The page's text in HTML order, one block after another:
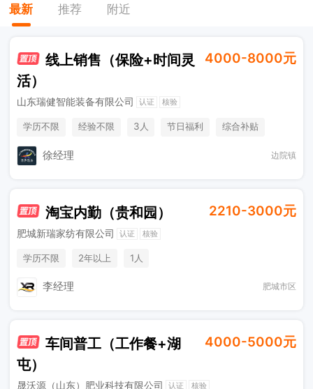
最新 推荐 附近
线上销售（保险+时间灵
活）
4000-8000元
山东瑞健智能装备有限公司 认证 核验
学历不限 经验不限 3人 节日福利
综合补贴
奖励计划
徐经理 边院镇
淘宝内勤（贵和园） 2210-3000元
肥城新瑞家纺有限公司 认证 核验
学历不限 2年以上 1人
李经理 肥城市区
车间普工（工作餐+湖
屯）
4000-5000元
晟沃源（山东）肥业科技有限公司 认证 核验